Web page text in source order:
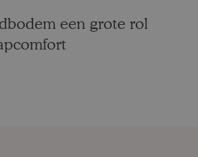
een grote rol